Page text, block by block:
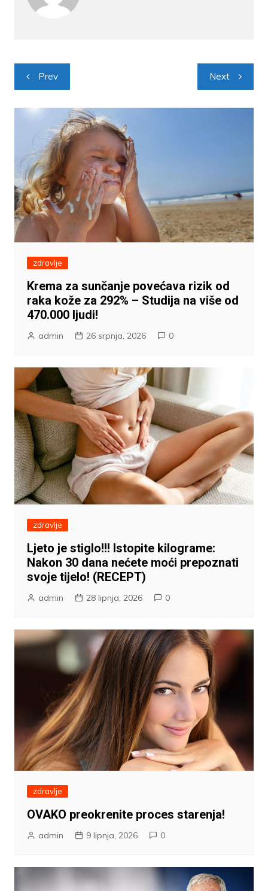
Navigacija
objava
Prev Next
zdravlje
Krema za sunčanje povećava rizik od
raka kože za 292% – Studija na više od
470.000 ljudi!
admin 26 srpnja, 2026 0
zdravlje
Ljeto je stiglo!!! Istopite kilograme:
Nakon 30 dana nećete moći prepoznati
svoje tijelo! (RECEPT)
admin 28 lipnja, 2026 0
zdravlje
OVAKO preokrenite proces starenja!
admin 9 lipnja, 2026 0